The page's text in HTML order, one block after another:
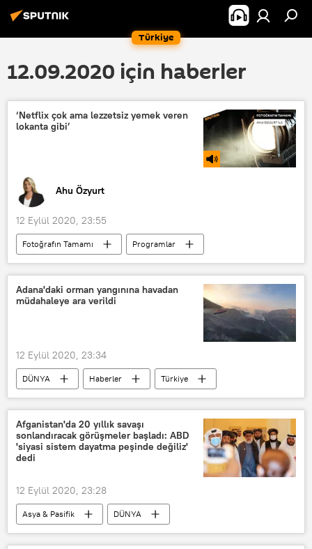
Türkiye
12.09.2020 için haberler
‘Netflix çok ama lezzetsiz yemek veren
lokanta gibi’
Ahu Özyurt
12 Eylül 2020, 23:55
Fotoğrafın Tamamı
Programlar
RADYO
Netflix
Moody's
Tarikat
Doğu Akdeniz
Adana'daki orman yangınına havadan
müdahaleye ara verildi
12 Eylül 2020, 23:34
DÜNYA Haberler
Türkiye
Adana
Orman Genel Müdürlüğü
Orman yangını
Afganistan'da 20 yıllık savaşı
sonlandıracak görüşmeler başladı: ABD
'siyasi sistem dayatma peşinde değiliz'
dedi
12 Eylül 2020, 23:28
Asya & Pasifik
DÜNYA
Haberler
Afganistan
ABD